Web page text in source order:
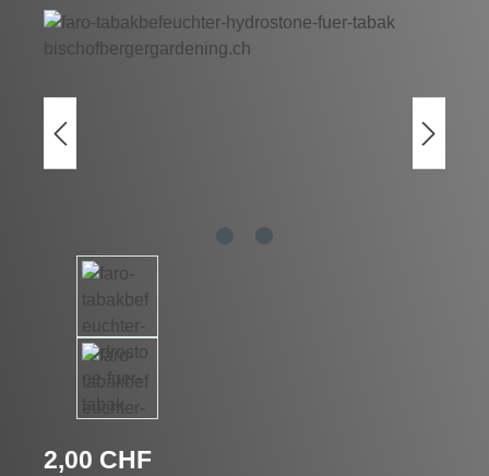
Bildergalerie überspringen
Regulärer Preis:
2,00 CHF